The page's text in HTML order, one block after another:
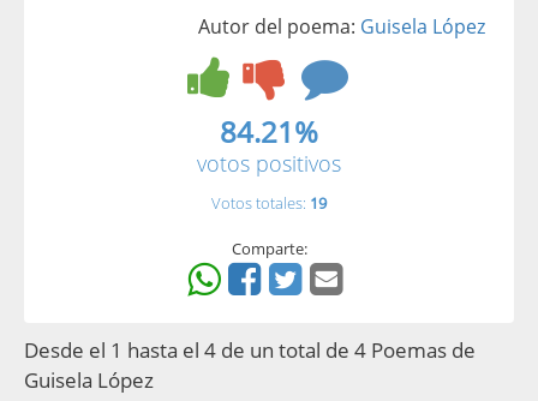
Autor del poema: Guisela López
84.21%
votos positivos
Votos totales: 19
Comparte:
Desde el 1 hasta el 4 de un total de 4 Poemas de
Guisela López